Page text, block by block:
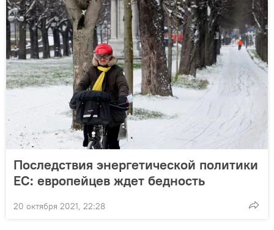
Последствия энергетической политики
ЕС: европейцев ждет бедность
20 октября 2021, 22:28